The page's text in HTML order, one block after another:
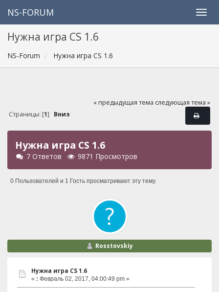
NS-FORUM
Нужна игра СS 1.6
NS-Forum Нужна игра СS 1.6
« предыдущая тема следующая тема »
Страницы: [1] Вниз
Нужна игра СS 1.6
7 Ответов 9871 Просмотров
0 Пользователей и 1 Гость просматривают эту тему.
Rosstovskiy
Нужна игра СS 1.6
« : Февраль 02, 2017, 04:00:49 pm »